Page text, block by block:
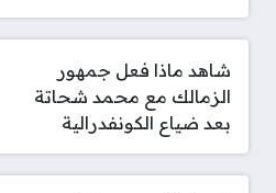
شاهد ماذا فعل جمهور
الزمالك مع محمد شحاتة
بعد ضياع الكونفدرالية